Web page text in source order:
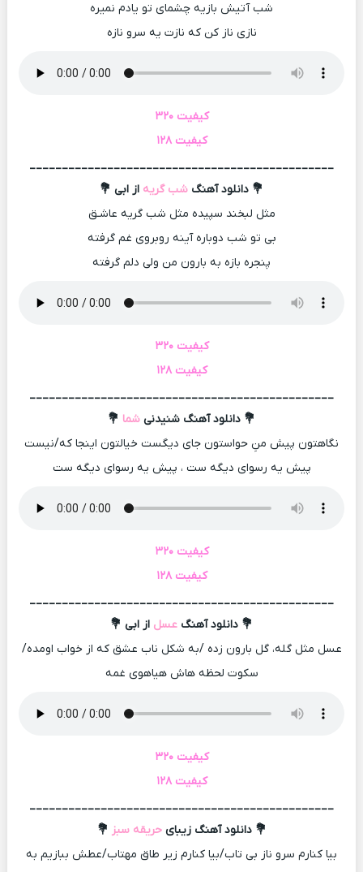
شب آتیش بازیه چشمای تو یادم نمیره
نازی ناز کن که نازت یه سرو نازه
کیفیت ۳۲۰
کیفیت ۱۲۸
_______________________________________________
💐 دانلود آهنگ شب گریه از ابی 💐
مثل لبخند سپیده مثل شب گریه عاشـق
بی تو شب دوباره آینه روبروی غم گرفته
پنجره بازه به بارون من ولی دلم گرفته
کیفیت ۳۲۰
کیفیت ۱۲۸
_______________________________________________
💐 دانلود آهنگ شنیدنی شما 💐
نگاهتون پیش منِ حواستون جای دیگست خیالتون اینجا که/نیست
پیش یه رسوای دیگه ست ، پیش یه رسوای دیگه ست
کیفیت ۳۲۰
کیفیت ۱۲۸
_______________________________________________
💐 دانلود آهنگ عسل از ابی 💐
عسل مثل گله، گل بارون زده /به شکل ناب عشق که از خواب اومده/
سکوت لحظه هاش هیاهوی غمه
کیفیت ۳۲۰
کیفیت ۱۲۸
_______________________________________________
💐 دانلود آهنگ زیبایحریقه سبز 💐
بیا کنارم سرو ناز بی تاب/بیا کنارم زیر طاق مهتاب/عطش ببازیم به